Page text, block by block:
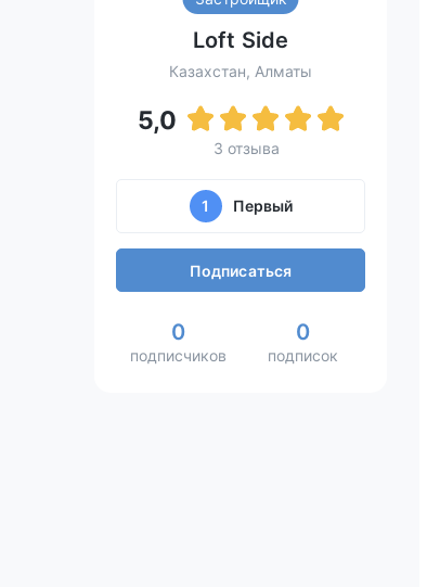
Loft Side
Казахстан, Алматы
5,0
3 отзыва
1 Первый
Подписаться
0
подписчиков
0
подписок